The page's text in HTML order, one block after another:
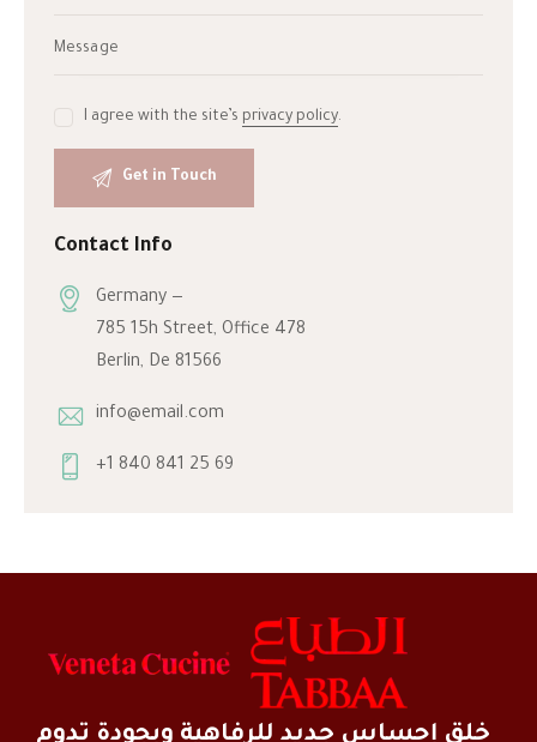
I agree with the site’s privacy policy.
Contact Info
Germany —
785 15h Street, Office 478
Berlin, De 81566
info@email.com
+1 840 841 25 69
خلق إحساس جديد للرفاهية وبجودة تدوم